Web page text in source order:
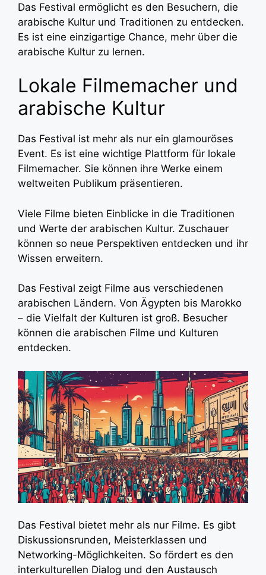
Das Festival ermöglicht es den Besuchern, die
arabische Kultur und Traditionen zu entdecken.
Es ist eine einzigartige Chance, mehr über die
arabische Kultur zu lernen.
Lokale Filmemacher und
arabische Kultur
Das Festival ist mehr als nur ein glamouröses
Event. Es ist eine wichtige Plattform für lokale
Filmemacher. Sie können ihre Werke einem
weltweiten Publikum präsentieren.
Viele Filme bieten Einblicke in die Traditionen
und Werte der arabischen Kultur. Zuschauer
können so neue Perspektiven entdecken und ihr
Wissen erweitern.
Das Festival zeigt Filme aus verschiedenen
arabischen Ländern. Von Ägypten bis Marokko
– die Vielfalt der Kulturen ist groß. Besucher
können die arabischen Filme und Kulturen
entdecken.
Das Festival bietet mehr als nur Filme. Es gibt
Diskussionsrunden, Meisterklassen und
Networking-Möglichkeiten. So fördert es den
interkulturellen Dialog und den Austausch